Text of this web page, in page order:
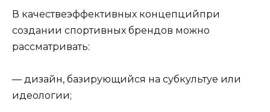
В качествеэффективных концепцийпри
создании спортивных брендов можно
рассматривать:
— дизайн, базирующийся на субкультуе или
идеологии;